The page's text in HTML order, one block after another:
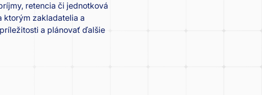
retencia či jednotková
ktorým zakladatelia a
a plánovať ďalšie